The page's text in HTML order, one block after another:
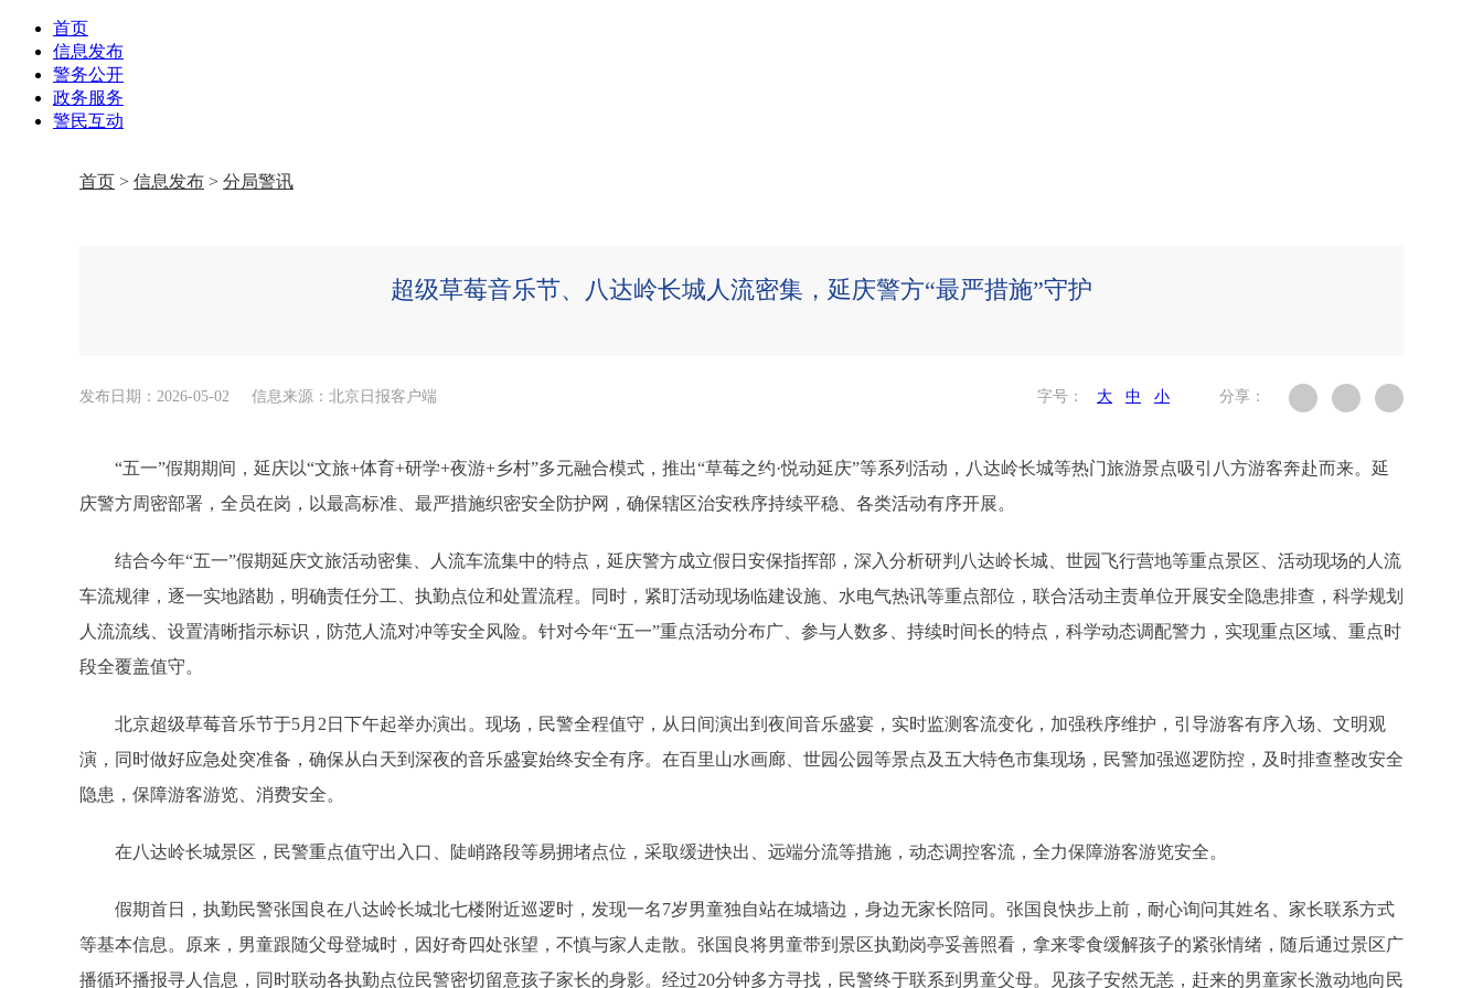
首页
信息发布
警务公开
政务服务
警民互动
首页 > 信息发布 > 分局警讯
超级草莓音乐节、八达岭长城人流密集，延庆警方“最严措施”守护
发布日期：2026-05-02 信息来源：北京日报客户端 字号： 大 中 小 分享：
“五一”假期期间，延庆以“文旅+体育+研学+夜游+乡村”多元融合模式，推出“草莓之约·悦动延庆”等系列活动，八达岭长城等热门旅游景点吸引八方游客奔赴而来。延
庆警方周密部署，全员在岗，以最高标准、最严措施织密安全防护网，确保辖区治安秩序持续平稳、各类活动有序开展。
结合今年“五一”假期延庆文旅活动密集、人流车流集中的特点，延庆警方成立假日安保指挥部，深入分析研判八达岭长城、世园飞行营地等重点景区、活动现场的人流
车流规律，逐一实地踏勘，明确责任分工、执勤点位和处置流程。同时，紧盯活动现场临建设施、水电气热讯等重点部位，联合活动主责单位开展安全隐患排查，科学规划
人流流线、设置清晰指示标识，防范人流对冲等安全风险。针对今年“五一”重点活动分布广、参与人数多、持续时间长的特点，科学动态调配警力，实现重点区域、重点时
段全覆盖值守。
北京超级草莓音乐节于5月2日下午起举办演出。现场，民警全程值守，从日间演出到夜间音乐盛宴，实时监测客流变化，加强秩序维护，引导游客有序入场、文明观
演，同时做好应急处突准备，确保从白天到深夜的音乐盛宴始终安全有序。在百里山水画廊、世园公园等景点及五大特色市集现场，民警加强巡逻防控，及时排查整改安全
隐患，保障游客游览、消费安全。
在八达岭长城景区，民警重点值守出入口、陡峭路段等易拥堵点位，采取缓进快出、远端分流等措施，动态调控客流，全力保障游客游览安全。
假期首日，执勤民警张国良在八达岭长城北七楼附近巡逻时，发现一名7岁男童独自站在城墙边，身边无家长陪同。张国良快步上前，耐心询问其姓名、家长联系方式
等基本信息。原来，男童跟随父母登城时，因好奇四处张望，不慎与家人走散。张国良将男童带到景区执勤岗亭妥善照看，拿来零食缓解孩子的紧张情绪，随后通过景区广
播循环播报寻人信息，同时联动各执勤点位民警密切留意孩子家长的身影。经过20分钟多方寻找，民警终于联系到男童父母。见孩子安然无恙，赶来的男童家长激动地向民